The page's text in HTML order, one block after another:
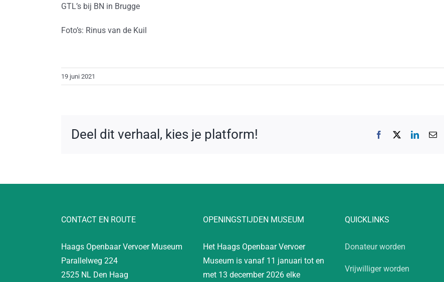
GTL’s bij BN in Brugge
Foto’s: Rinus van de Kuil
19 juni 2021
Deel dit verhaal, kies je platform! Facebook LinkedIn
E-
CONTACT EN ROUTE
Haags Openbaar Vervoer Museum
Parallelweg 224
2525 NL Den Haag
OPENINGSTIJDEN MUSEUM
Het Haags Openbaar Vervoer
Museum is vanaf 11 januari tot en
met 13 december 2026 elke
QUICKLINKS
Donateur worden
Vrijwilliger worden